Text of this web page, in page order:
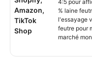
Amazon,
TikTok
Shop
4:5 pour
% laine
l'essayage
feutre pour
marché